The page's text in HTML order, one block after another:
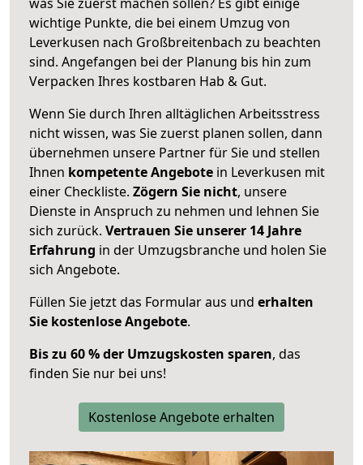
wichtige Punkte, die bei einem Umzug von
Leverkusen nach Großbreitenbach zu beachten
sind. Angefangen bei der Planung bis hin zum
Verpacken Ihres kostbaren Hab & Gut.
Wenn Sie durch Ihren alltäglichen Arbeitsstress
nicht wissen, was Sie zuerst planen sollen, dann
übernehmen unsere Partner für Sie und stellen
Ihnen kompetente Angebote in Leverkusen mit
einer Checkliste. Zögern Sie nicht, unsere
Dienste in Anspruch zu nehmen und lehnen Sie
sich zurück. Vertrauen Sie unserer 14 Jahre
Erfahrung in der Umzugsbranche und holen Sie
sich Angebote.
Füllen Sie jetzt das Formular aus und erhalten
Sie kostenlose Angebote.
Bis zu 60 % der Umzugskosten sparen, das
finden Sie nur bei uns!
Kostenlose Angebote erhalten